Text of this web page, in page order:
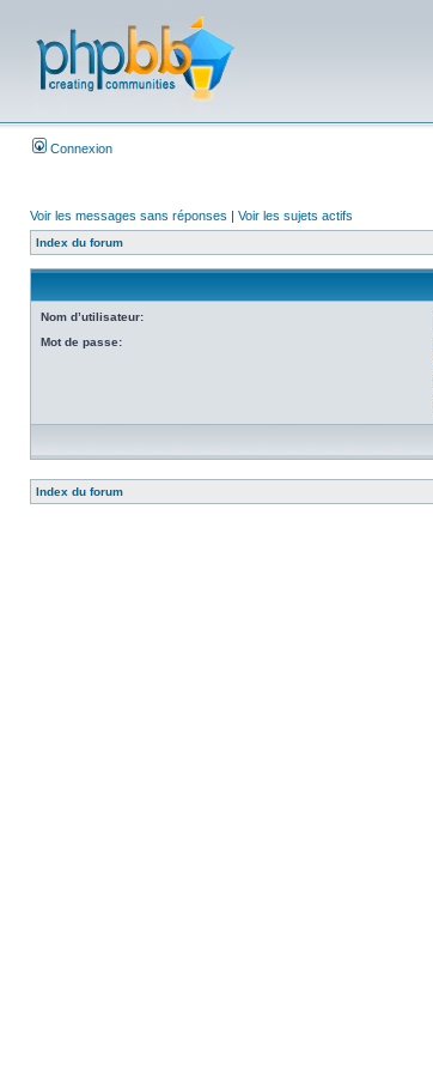
Connexion
Voir les messages sans réponses | Voir les sujets actifs
Index du forum
Nom d’utilisateur:
Mot de passe:
Index du forum